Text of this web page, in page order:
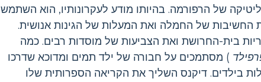
של הרפורמה. בהיותו מודע לעקרונותיו, הוא השתמש
החשיבות של החמלה ואת המעלות של הגינות אנושית.
בית-החרושת ואת הצביעות של מוסדות רבים. כמה
) מסתמכים על חבורה של ילד תמים ומדוכא שדרכו
בילדים. דיקנס השליך את הקריאה הספרותית שלו